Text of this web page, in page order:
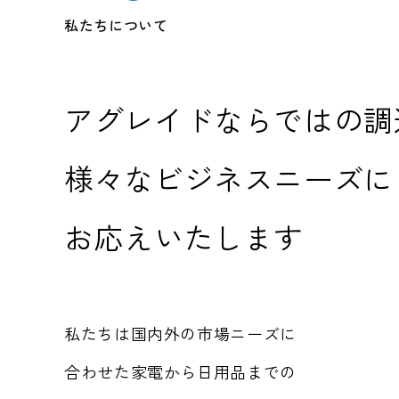
私たちについて
アグレイドならではの
様々なビジネスニーズに
お応えいたします
私たちは国内外の市場ニーズに
合わせた家電から日用品までの